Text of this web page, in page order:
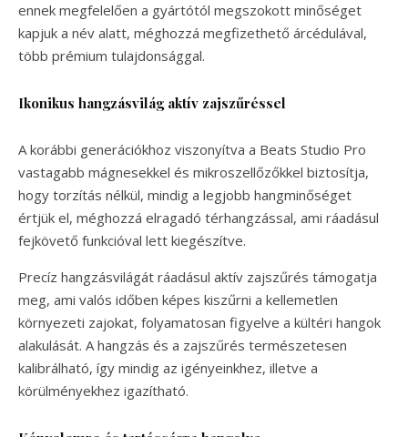
ennek megfelelően a gyártótól megszokott minőséget
kapjuk a név alatt, méghozzá megfizethető árcédulával,
több prémium tulajdonsággal.
Ikonikus hangzásvilág aktív zajszűréssel
A korábbi generációkhoz viszonyítva a Beats Studio Pro
vastagabb mágnesekkel és mikroszellőzőkkel biztosítja,
hogy torzítás nélkül, mindig a legjobb hangminőséget
értjük el, méghozzá elragadó térhangzással, ami ráadásul
fejkövető funkcióval lett kiegészítve.
Precíz hangzásvilágát ráadásul aktív zajszűrés támogatja
meg, ami valós időben képes kiszűrni a kellemetlen
környezeti zajokat, folyamatosan figyelve a kültéri hangok
alakulását. A hangzás és a zajszűrés természetesen
kalibrálható, így mindig az igényeinkhez, illetve a
körülményekhez igazítható.